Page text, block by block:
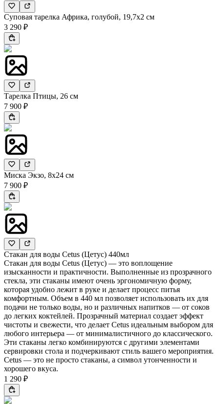
Суповая тарелка Африка, голубой, 19,7x2 см
3 290 ₽
Тарелка Птицы, 26 см
7 900 ₽
Миска Экзо, 8х24 см
7 900 ₽
Стакан для воды Cetus (Цетус) 440мл
Стакан для воды Cetus (Цетус) — это воплощение
изысканности и практичности. Выполненные из прозрачного
стекла, эти стаканы имеют очень эргономичную форму,
которая удобно лежит в руке и делает процесс питья
комфортным. Объем в 440 мл позволяет использовать их для
подачи не только воды, но и различных напитков — от соков
до легких коктейлей. Прозрачный материал создает эффект
чистоты и свежести, что делает Cetus идеальным выбором для
любого интерьера — от минималистичного до классического.
Эти стаканы легко комбинируются с другими элементами
сервировки стола и подчеркивают стиль вашего мероприятия.
Cetus — это не просто стаканы, а символ утонченности и
хорошего вкуса.
1 290 ₽